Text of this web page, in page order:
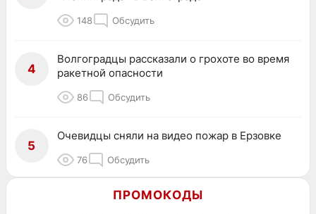
148 Обсудить
4
Волгоградцы рассказали о грохоте во время
ракетной опасности
86 Обсудить
5
Очевидцы сняли на видео пожар в Ерзовке
76 Обсудить
ПРОМОКОДЫ